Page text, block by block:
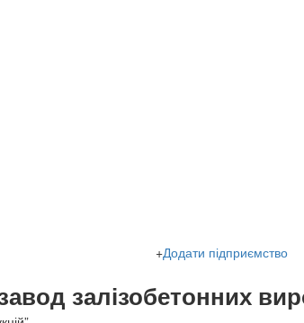
+Додати підприємство
залізобетонних